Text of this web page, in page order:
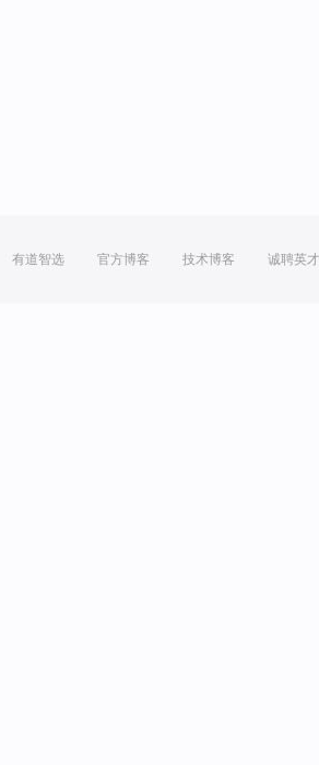
有道智选 官方博客 技术博客 诚聘英才